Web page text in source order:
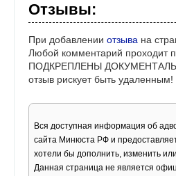
Отзывы:
При добавлении отзыва на
Любой комментарий проходит
ПОДКРЕПЛЕНЫ
отзыв рискует быть удаленным!
Вся доступная информация об
сайта Минюста РФ и
хотели бы дополнить, изменить
Данная страница не является